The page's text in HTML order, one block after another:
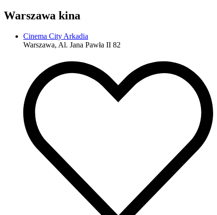
Warszawa kina
Cinema City Arkadia
Warszawa, Al. Jana Pawła II 82